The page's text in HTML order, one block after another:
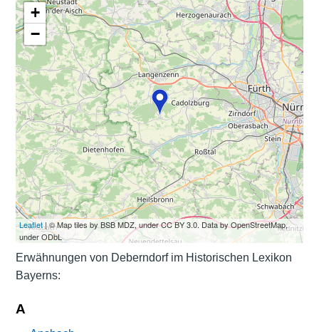
+
−
Leaflet| © Map tiles by BSB MDZ, under CC BY 3.0. Data by OpenStreetMap,
under ODbL
Erwähnungen von Deberndorf im Historischen Lexikon
Bayerns:
A